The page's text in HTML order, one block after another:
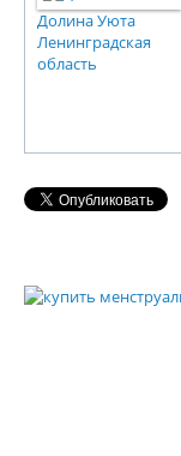
Долина Уюта
Ленинградская
область